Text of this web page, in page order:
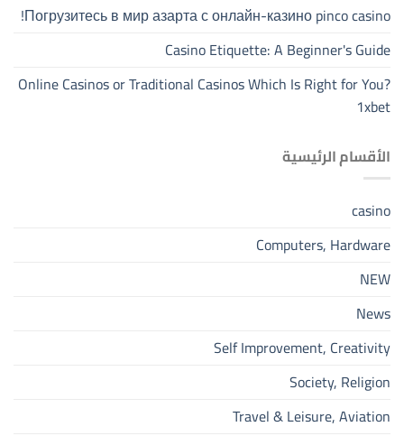
Погрузитесь в мир азарта с онлайн-казино pinco casino!
Casino Etiquette: A Beginner's Guide
Online Casinos or Traditional Casinos Which Is Right for You?
1xbet
الأقسام الرئيسية
casino
Computers, Hardware
NEW
News
Self Improvement, Creativity
Society, Religion
Travel & Leisure, Aviation